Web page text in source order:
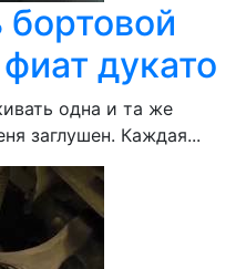
бортовой
дукато
одна и та же
заглушен. Каждая...